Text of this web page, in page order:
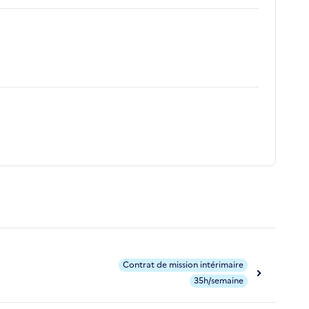
Contrat de mission intérimaire
35h/semaine